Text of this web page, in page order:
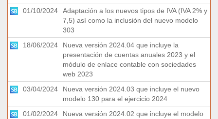
01/10/2024
Adaptación a los nuevos tipos de IVA (IVA 2% y
7,5) así como la inclusión del nuevo modelo
303
18/06/2024
Nueva versión 2024.04 que incluye la
presentación de cuentas anuales 2023 y el
módulo de enlace contable con sociedades
web 2023
03/04/2024
Nueva versión 2024.03 que incluye el nuevo
modelo 130 para el ejercicio 2024
01/02/2024
Nueva versión 2024.02 que incluye el modelo